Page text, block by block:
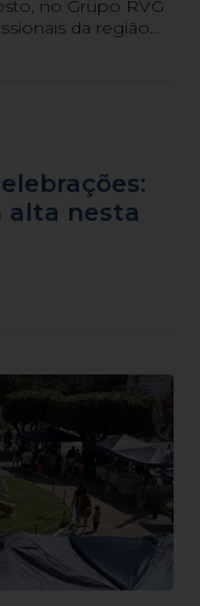
no Grupo RVG
da região
alta nesta